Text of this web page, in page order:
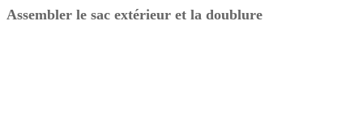
Assembler le sac extérieur et la doublure